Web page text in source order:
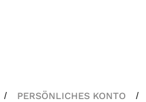
/ PERSÖNLICHES KONTO /